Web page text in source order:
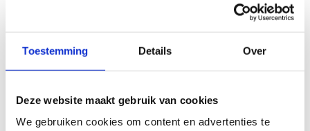
Toestemming Details Over
Deze website maakt gebruik van cookies
We gebruiken cookies om content en advertenties te
opleidingsmodules voor trainers-coaches. Bovendien
bieden we verenigingen een gratis
ondersteuningstraject bij het opstellen én
implementeren van een eigen sociaal veiligheidsplan.
Draag jij samen met ons bij aan een veilige en eerlijke